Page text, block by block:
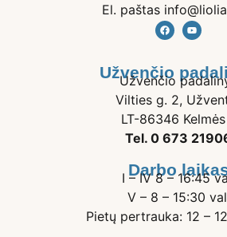
El. paštas
Užvenčio
Užvenčio
Vilties g. 2,
LT-86346 Kelmės
Tel. 0 673
Darbo
I – IV 8 – 16:45
V – 8 – 15:30
Pietų pertrauka: 12 –